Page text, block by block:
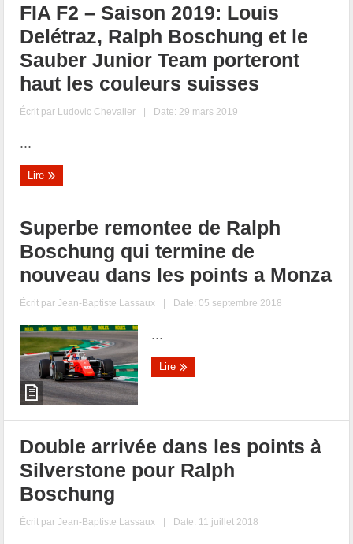
FIA F2 – Saison 2019: Louis
Delétraz, Ralph Boschung et le
Sauber Junior Team porteront
haut les couleurs suisses
Écrit par Ludovic Chevalier | Date: 29 mars 2019
...
Lire
Superbe remontee de Ralph
Boschung qui termine de
nouveau dans les points a Monza
Écrit parJean-Baptiste Lassaux | Date: 05 septembre 2018
...
Lire
Double arrivée dans les points à
Silverstone pour Ralph
Boschung
Écrit parJean-Baptiste Lassaux | Date: 11 juillet 2018